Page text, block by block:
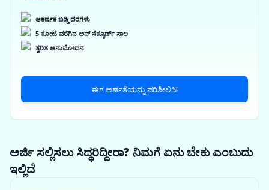
ಆಕರ್ಷಕ ಬಡ್ಡಿ ದರಗಳು
5 ಕೋಟಿ ವರೆಗಿನ ಅನ್ ಸೆಕ್ಯೂರ್ಡ್ ಸಾಲ
ತ್ವರಿತ ಅನುಮೋದನ
ಈಗ ಅರ್ಹತೆಯನ್ನು ಪರಿಶೀಲಿಸಿ!
ಅರ್ಜಿ ಸಲ್ಲಿಸಲು ಸಿದ್ಧರಿದ್ದೀರಾ? ನಿಮಗೆ ಏನು ಬೇಕು ಎಂಬುದು
ಇಲ್ಲಿದೆ